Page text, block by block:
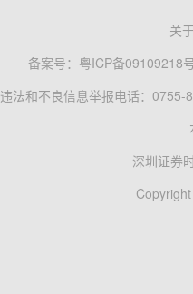
关
备案号： 粤ICP备09109218
违法和不良信息举报电话：0755-
深圳证券